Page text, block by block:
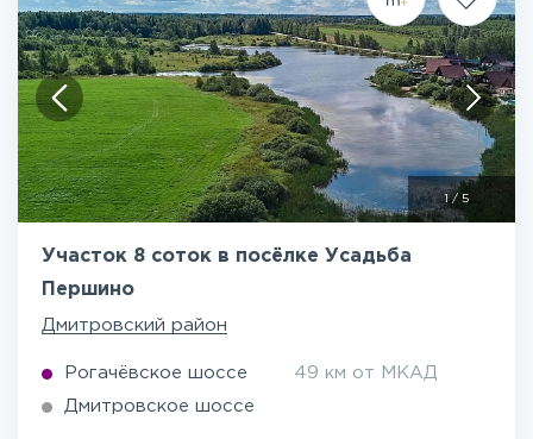
1/ 5
Участок 8 соток в посёлке Усадьба
Першино
Дмитровский район
Рогачёвское шоссе 49 км от МКАД
Дмитровское шоссе